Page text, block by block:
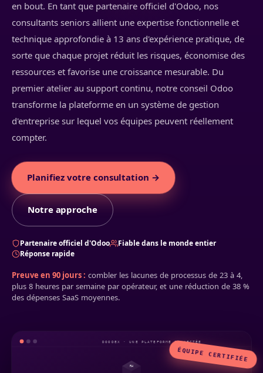
en bout. En tant que partenaire officiel d'Odoo, nos
consultants seniors allient une expertise fonctionnelle et
technique approfondie à 13 ans d'expérience pratique, de
sorte que chaque projet réduit les risques, économise des
ressources et favorise une croissance mesurable. Du
premier atelier au support continu, notre conseil Odoo
transforme la plateforme en un système de gestion
d'entreprise sur lequel vos équipes peuvent réellement
compter.
Planifiez votre consultation →
Notre approche
Partenaire officiel d'Odoo
Fiable dans le monde entier
Réponse rapide
Preuve en 90 jours : combler les lacunes de processus de 23 à 4,
plus 8 heures par semaine par opérateur, et une réduction de 38 %
des dépenses SaaS moyennes.
DOODEX · UNE PLATEFORME CONNECTÉE
RH
ÉQUIPE CERTIFIÉE